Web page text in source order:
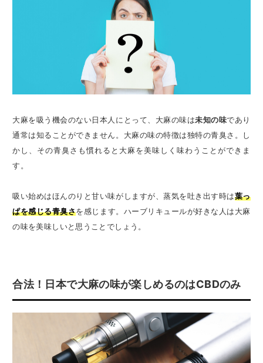
大麻を吸う機会のない日本人にとって、大麻の味は未知の味であり
通常は知ることができません。大麻の味の特徴は独特の青臭さ。し
かし、その青臭さも慣れると大麻を美味しく味わうことができま
す。
吸い始めはほんのりと甘い味がしますが、蒸気を吐き出す時は葉っ
ぱを感じる青臭さを感じます。ハーブリキュールが好きな人は大麻
の味を美味しいと思うことでしょう。
合法！日本で大麻の味が楽しめるのはCBDのみ